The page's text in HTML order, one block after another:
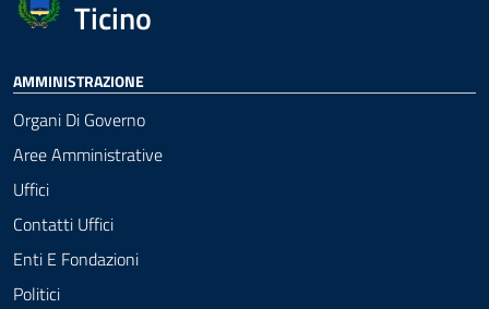
Ticino
AMMINISTRAZIONE
Organi Di Governo
Aree Amministrative
Uffici
Contatti Uffici
Enti E Fondazioni
Politici